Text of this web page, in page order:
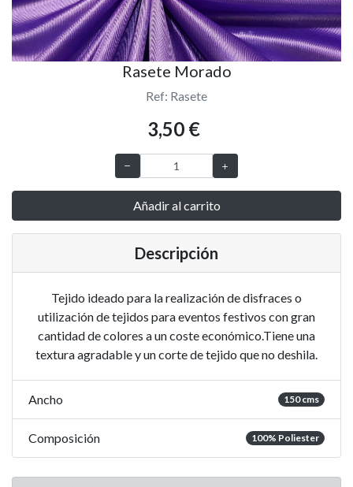
Rasete Morado
Ref: Rasete
3,50 €
Añadir al carrito
Descripción
Tejido ideado para la realización de disfraces o
utilización de tejidos para eventos festivos con gran
cantidad de colores a un coste económico.Tiene una
textura agradable y un corte de tejido que no deshila.
Ancho 150 cms
Composición 100% Poliester